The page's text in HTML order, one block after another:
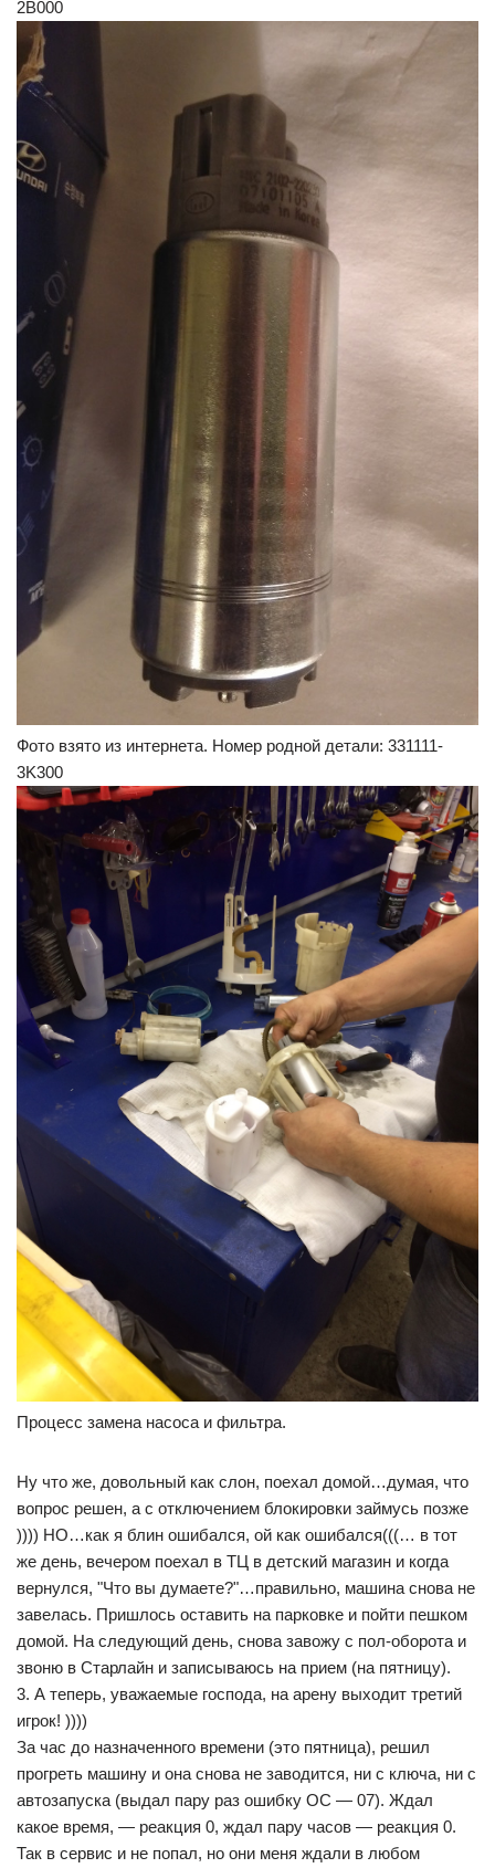
2B000
Фото взято из интернета. Номер родной детали: 331111-
3K300
Процесс замена насоса и фильтра.
Ну что же, довольный как слон, поехал домой…думая, что
вопрос решен, а с отключением блокировки займусь позже
)))) НО…как я блин ошибался, ой как ошибался(((… в тот
же день, вечером поехал в ТЦ в детский магазин и когда
вернулся, "Что вы думаете?"…правильно, машина снова не
завелась. Пришлось оставить на парковке и пойти пешком
домой. На следующий день, снова завожу с пол-оборота и
звоню в Старлайн и записываюсь на прием (на пятницу).
3. А теперь, уважаемые господа, на арену выходит третий
игрок! ))))
За час до назначенного времени (это пятница), решил
прогреть машину и она снова не заводится, ни с ключа, ни с
автозапуска (выдал пару раз ошибку ОС — 07). Ждал
какое время, — реакция 0, ждал пару часов — реакция 0.
Так в сервис и не попал, но они меня ждали в любом